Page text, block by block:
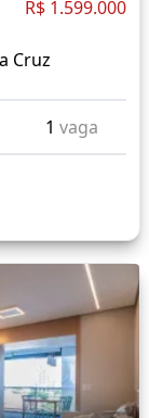
R$ 1.599.000
Cruz
1 vaga